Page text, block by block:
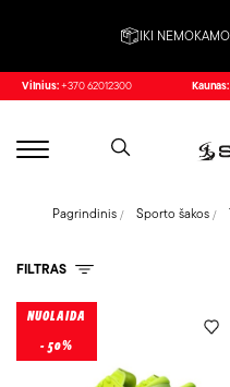
IKI
Vilnius: +370 62012300 Kaunas:
FILTRAS
Pagrindinis Sporto šakos
NUOLAIDA
- 50%